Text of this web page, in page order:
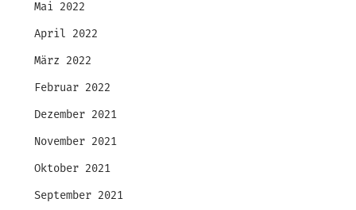
Mai 2022
April 2022
März 2022
Februar 2022
Dezember 2021
November 2021
Oktober 2021
September 2021